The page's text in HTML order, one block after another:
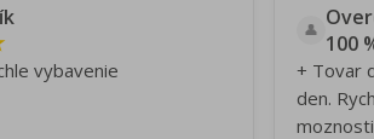
vybavenie
👤
100
+ Tovar
den.